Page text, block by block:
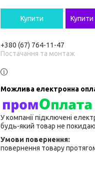
Купити Купити
+380 (67) 764-11-47
Постачання та монтаж
У компанії підключені
будь-який товар не
повернення товару